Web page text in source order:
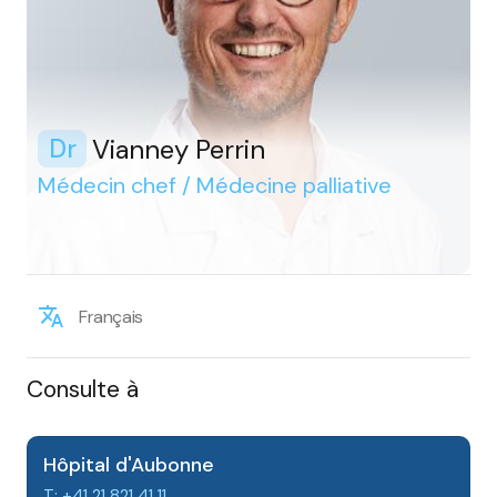
Dr Vianney Perrin
Médecin chef / Médecine palliative
Français
Consulte à
Hôpital d'Aubonne